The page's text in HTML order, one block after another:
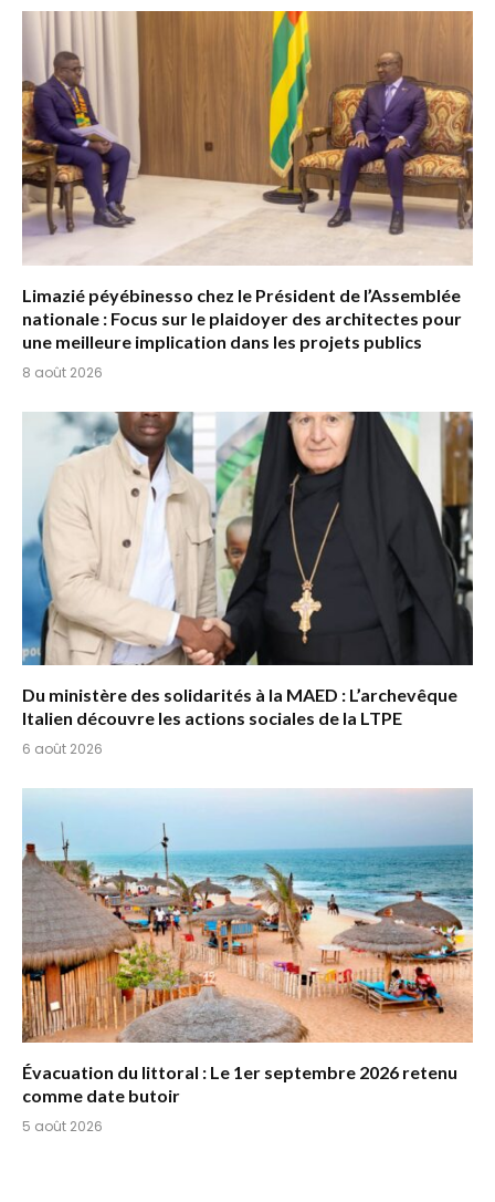
Limazié péyébinesso chez le Président de l’Assemblée
nationale : Focus sur le plaidoyer des architectes pour
une meilleure implication dans les projets publics
8 août 2026
Du ministère des solidarités à la MAED : L’archevêque
Italien découvre les actions sociales de la LTPE
6 août 2026
Évacuation du littoral : Le 1er septembre 2026 retenu
comme date butoir
5 août 2026